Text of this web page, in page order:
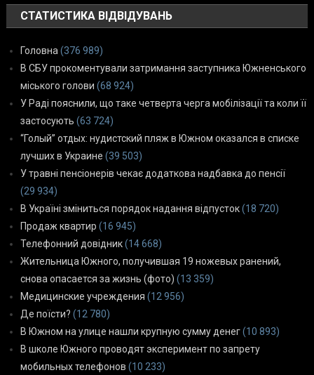
СТАТИСТИКА ВІДВІДУВАНЬ
Головна (376 989)
В СБУ прокоментували затримання заступника Южненського
міського голови (68 924)
У Раді пояснили, що таке четверта черга мобілізації та коли її
застосують (63 724)
“Голый” отдых: нудистский пляж в Южном оказался в списке
лучших в Украине (39 503)
У травні пенсіонерів чекає додаткова надбавка до пенсії
(29 934)
В Україні зміниться порядок надання відпусток(18 720)
Продаж квартир (16 945)
Телефонний довідник(14 668)
Жительница Южного, получившая 19 ножевых ранений,
снова опасается за жизнь (фото) (13 359)
Медицинские учреждения (12 956)
Де поїсти? (12 780)
В Южном на улице нашли крупную сумму денег(10 893)
В школе Южного проводят эксперимент по запрету
мобильных телефонов (10 233)